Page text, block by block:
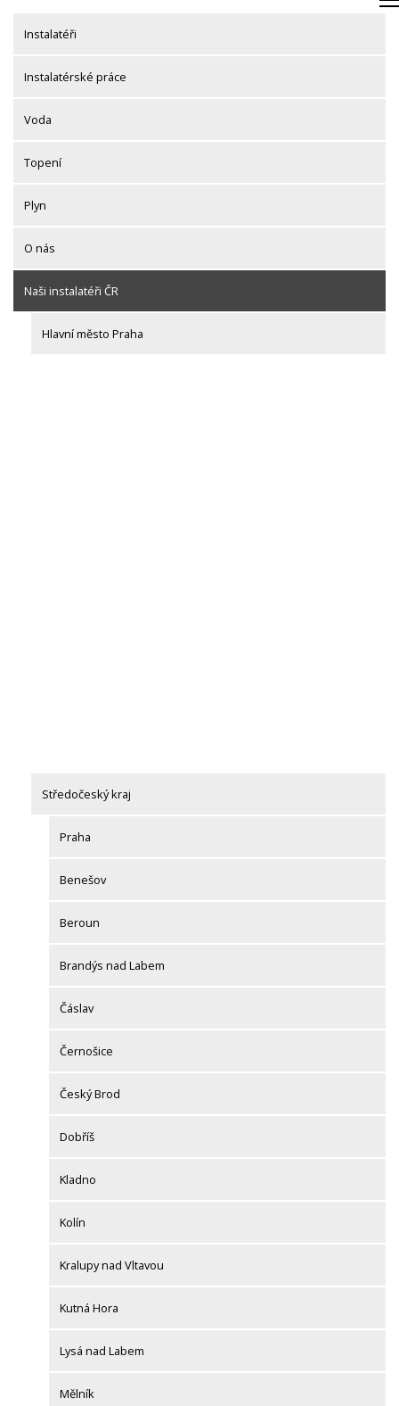
contentInstalatéři
Instalatérské práce
Voda
Topení
Plyn
O nás
Naši instalatéři ČR
Hlavní město Praha
Středočeský kraj
Praha
Benešov
Beroun
Brandýs nad Labem
Čáslav
Černošice
Český Brod
Dobříš
Kladno
Kolín
Kralupy nad Vltavou
Kutná Hora
Lysá nad Labem
Mělník